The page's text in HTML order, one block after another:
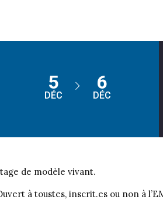
5
DÉC
6
DÉC
de modèle vivant.
à toustes, inscrit.es ou non à